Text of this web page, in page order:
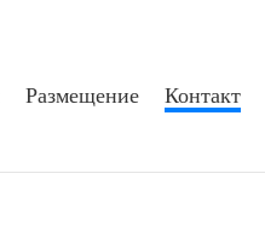
Размещение Контакт